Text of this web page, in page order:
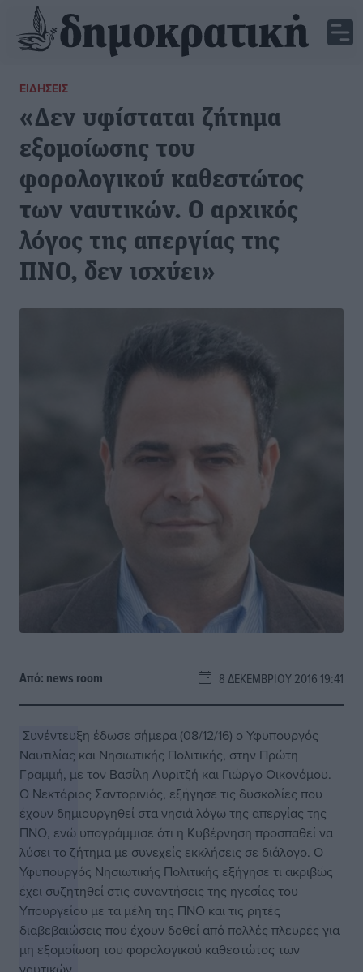
ΕΙΔΉΣΕΙΣ
«Δεν υφίσταται ζήτημα
εξομοίωσης του
φορολογικού καθεστώτος
των ναυτικών. Ο αρχικός
λόγος της απεργίας της
ΠΝΟ, δεν ισχύει»
Από: news room 8 ΔΕΚΕΜΒΡΊΟΥ 2016 19:41
Συνέντευξη έδωσε σήμερα (08/12/16) ο Υφυπουργός
Ναυτιλίας και Νησιωτικής Πολιτικής, στην Πρώτη
Γραμμή, με τον Βασίλη Λυριτζή και Γιώργο Οικονόμου.
Ο Νεκτάριος Σαντορινιός, εξήγησε τις δυσκολίες που
έχουν δημιουργηθεί στα νησιά λόγω της απεργίας της
ΠΝΟ, ενώ υπογράμμισε ότι η Κυβέρνηση προσπαθεί να
λύσει το ζήτημα με συνεχείς εκκλήσεις σε διάλογο. Ο
Υφυπουργός Νησιωτικής Πολιτικής εξήγησε τι ακριβώς
έχει συζητηθεί στις συναντήσεις της ηγεσίας του
Υπουργείου με τα μέλη της ΠΝΟ και τις ρητές
διαβεβαιώσεις που έχουν δοθεί από πολλές πλευρές για
μη εξομοίωση του φορολογικού καθεστώτος των